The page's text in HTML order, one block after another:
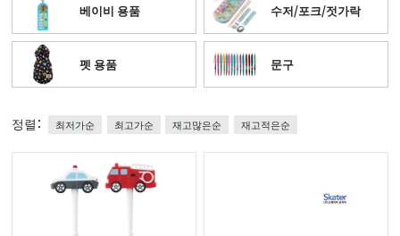
베이비 용품 수저/포크/젓가락
펫 용품 문구
정렬： 최저가순 최고가순 재고많은순 재고적은순